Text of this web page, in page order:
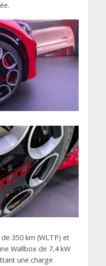
350 km (WLTP) et
Wallbox de 7,4 kW
une charge